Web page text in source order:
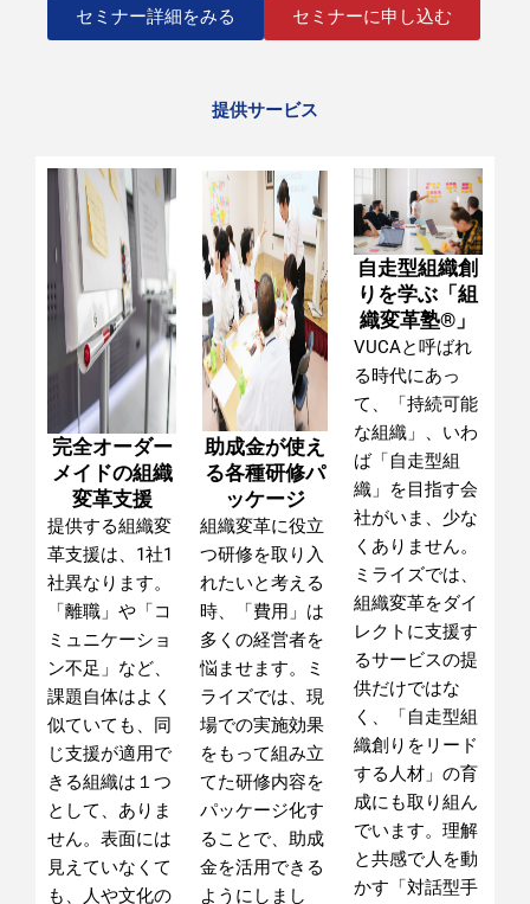
セミナー詳細をみる セミナーに申し込む
提供サービス
完全オーダー
メイドの組織
変革支援
提供する組織変
革支援は、1社1
社異なります。
「離職」や「コ
ミュニケーショ
ン不足」など、
課題自体はよく
似ていても、同
じ支援が適用で
きる組織は１つ
として、ありま
せん。表面には
見えていなくて
も、
人や文化の
助成金が使え
る各種研修パ
ッケージ
組織変革に役立
つ研修を取り入
れたいと考える
時、「費用 」は
多くの経営者を
悩ませます。ミ
ライズでは、現
場での実施効果
をもって組み立
てた研修内容を
パッケージ化す
ることで、助成
金を活用できる
ようにしまし
自走型組織創
りを学ぶ「組
織変革塾®」
VUCAと呼ばれ
る時代にあっ
て、「持続可能
な組織」、いわ
ば「自走型組
織」を目指す会
社がいま、少な
くありません。
ミライズでは、
組織変革をダイ
レクトに支援す
るサービスの提
供だけではな
く、「自走型組
織創りをリード
する人材」の育
成にも取り組ん
でいます。理解
と共感で人を動
かす「対話型手